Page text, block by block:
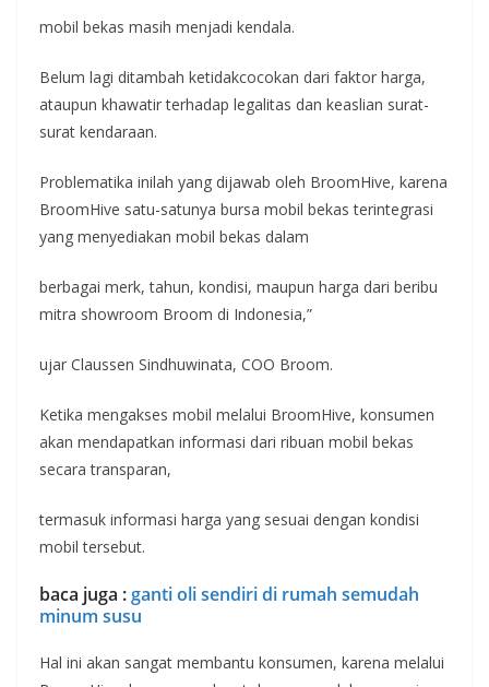
mobil bekas masih menjadi kendala.
Belum lagi ditambah ketidakcocokan dari faktor harga,
ataupun khawatir terhadap legalitas dan keaslian surat-
surat kendaraan.
Problematika inilah yang dijawab oleh BroomHive, karena
BroomHive satu-satunya bursa mobil bekas terintegrasi
yang menyediakan mobil bekas dalam
berbagai merk, tahun, kondisi, maupun harga dari beribu
mitra showroom Broom di Indonesia,”
ujar Claussen Sindhuwinata, COO Broom.
Ketika mengakses mobil melalui BroomHive, konsumen
akan mendapatkan informasi dari ribuan mobil bekas
secara transparan,
termasuk informasi harga yang sesuai dengan kondisi
mobil tersebut.
baca juga :ganti oli sendiri di rumah semudah
minum susu
Hal ini akan sangat membantu konsumen, karena melalui